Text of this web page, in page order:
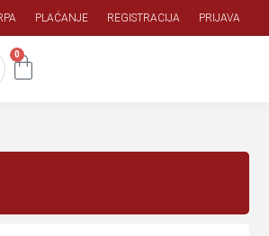
PLAĆANJE REGISTRACIJA PRIJAVA
0